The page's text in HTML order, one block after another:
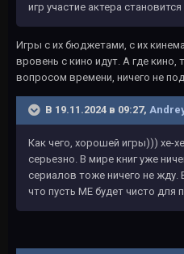
игр участие актера
Игры с их бюджетами, с их
вровень с кино идут. А где
вопросом времени, ничего не
В 19.11.2024 в 09:27,
Как чего, хорошей игры))) хе-
серьезно. В мире книг уже
сериалов тоже ничего не
что пусть МЕ будет чисто для